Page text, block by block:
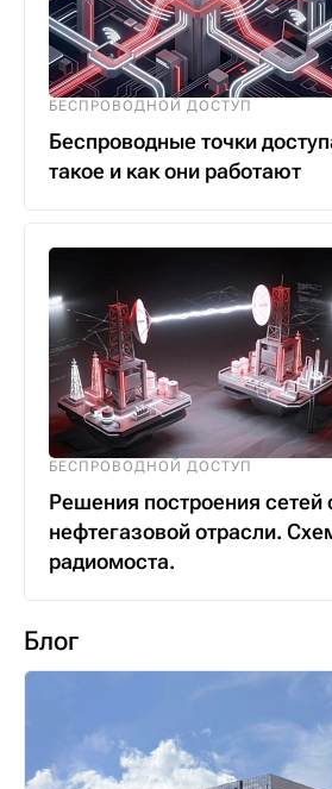
БЕСПРОВОДНОЙ ДОСТУП
Беспроводные точки
такое и как они работают
БЕСПРОВОДНОЙ ДОСТУП
Решения построения сетей
нефтегазовой отрасли.
радиомоста.
Блог